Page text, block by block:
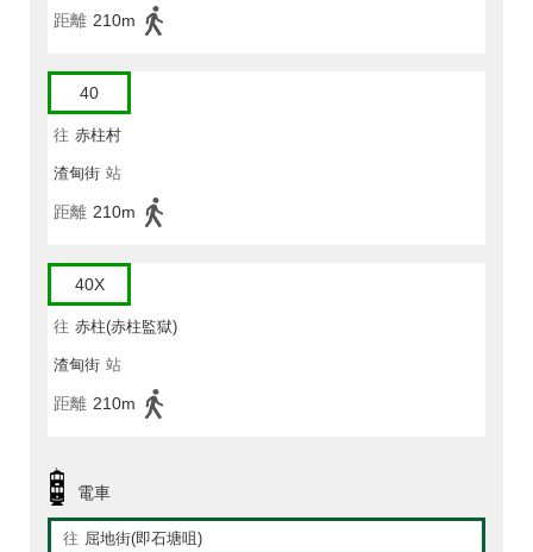
距離 210m
40
往 赤柱村
渣甸街 站
距離 210m
40X
往 赤柱(赤柱監獄)
渣甸街 站
距離 210m
電車
往 屈地街(即石塘咀)